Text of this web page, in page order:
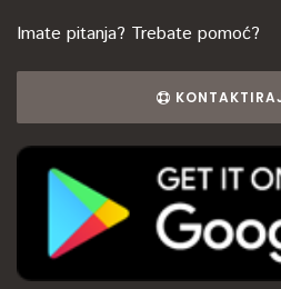
Imate pitanja? Trebate pomoć?